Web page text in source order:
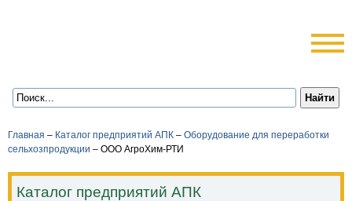
Главная – Каталог предприятий АПК – Оборудование для переработки
сельхозпродукции – ООО АгроХим-РТИ
Каталог предприятий АПК